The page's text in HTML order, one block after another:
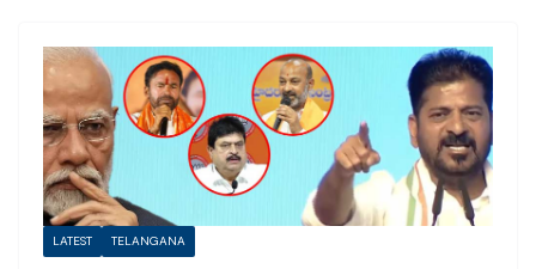
LATEST TELANGANA